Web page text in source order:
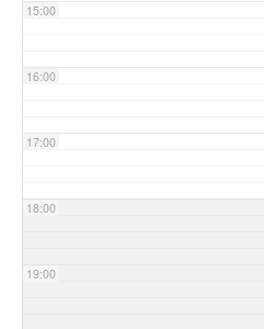
15:00
16:00
17:00
18:00
19:00